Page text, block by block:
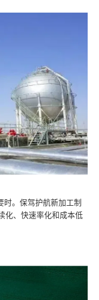
时。保驾护航新加工制
化、快速率化和成本低